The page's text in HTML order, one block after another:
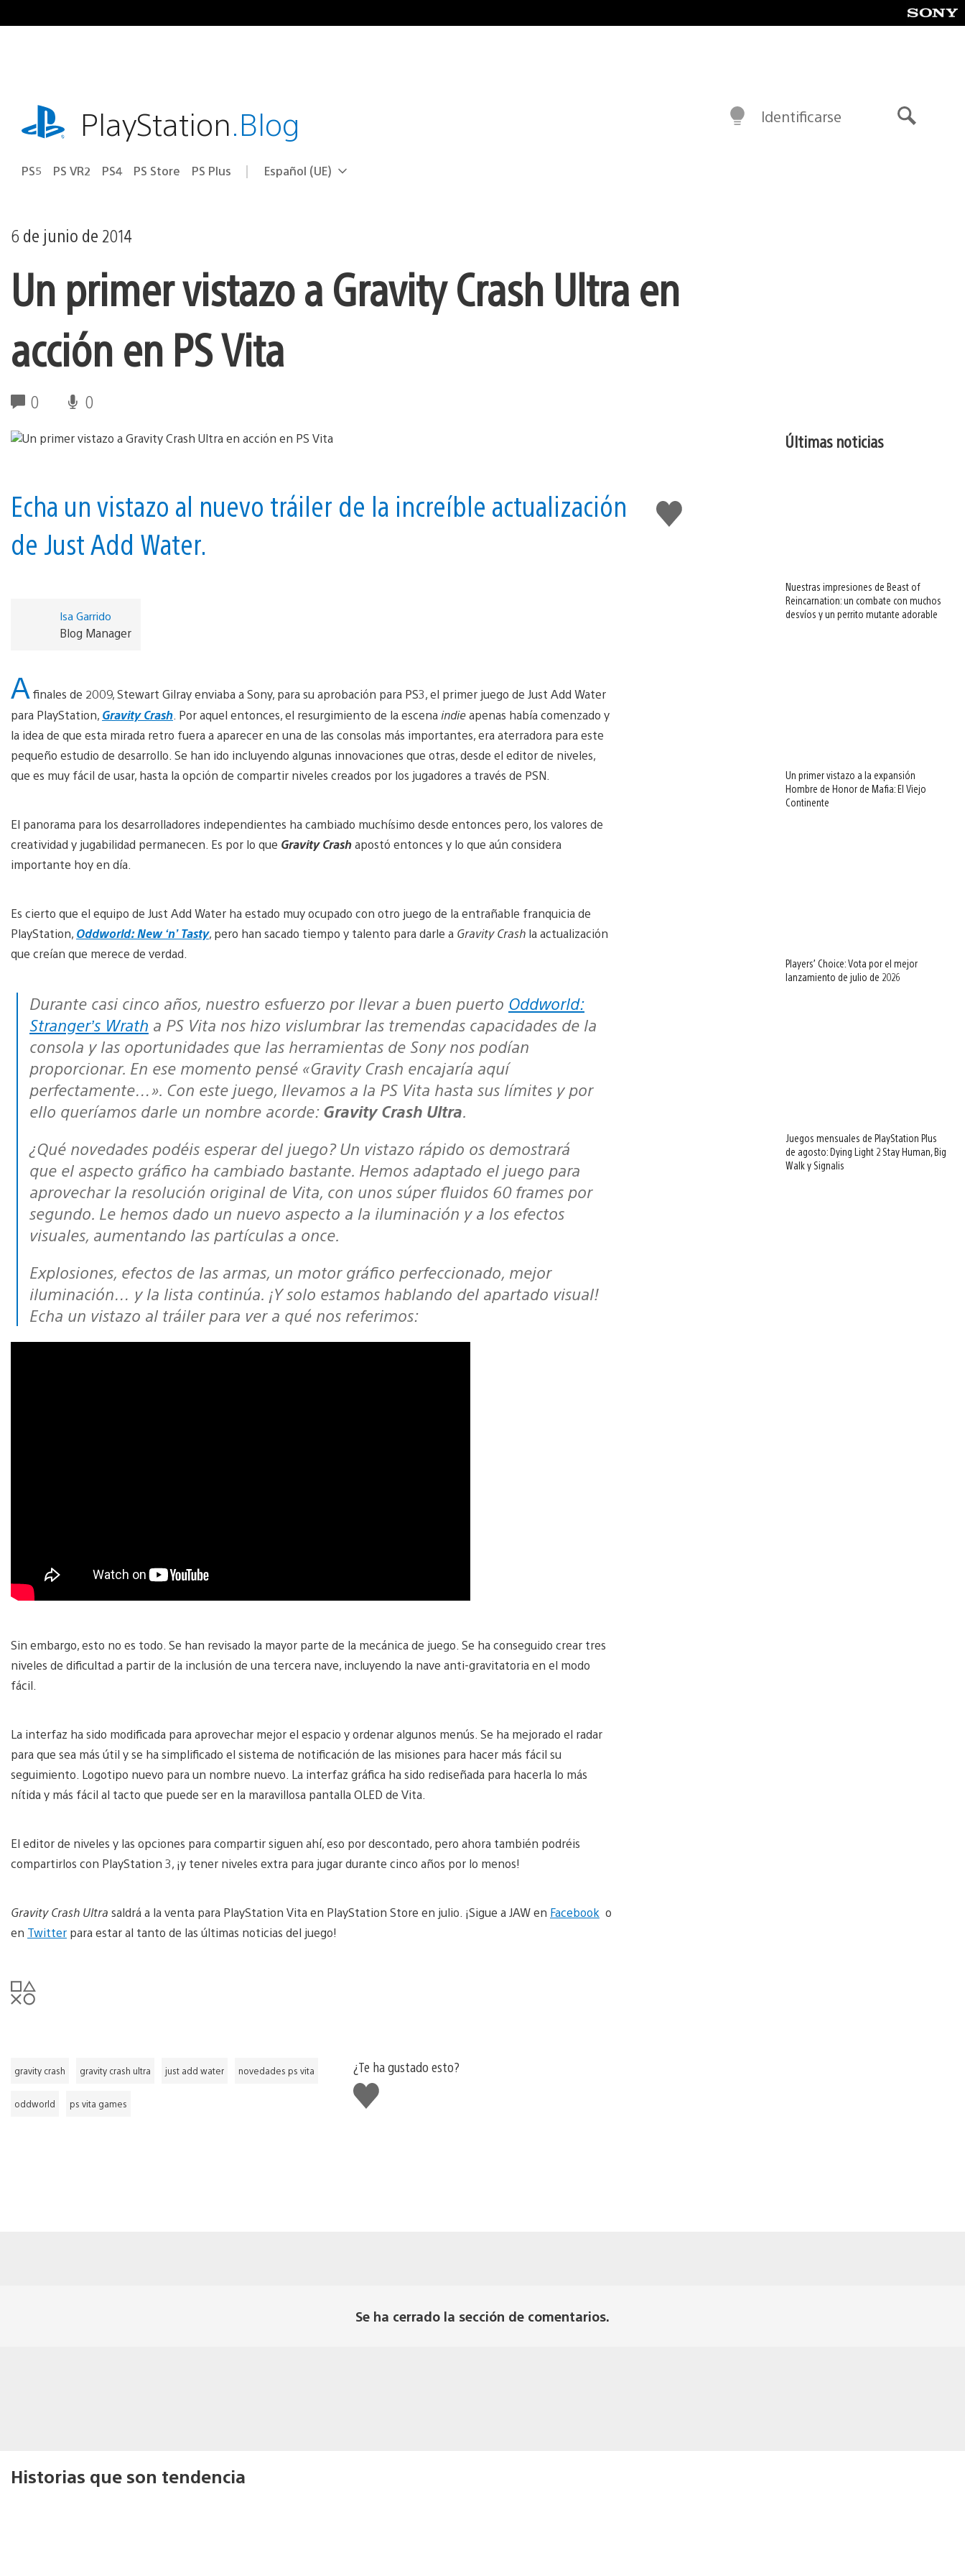
al
playstation.comPlayStation.Blog
PS5 PS VR2 PS4 PS Store PS Plus Selecciona
Región
Español (UE)
Identificarse
6 de junio de 2014
Un primer vistazo a Gravity Crash Ultra en
acción en PS Vita
0 0
Me
gusta
Echa un vistazo al nuevo tráiler de la increíble actualización
de Just Add Water.
Isa Garrido
Blog Manager
A finales de 2009, Stewart Gilray enviaba a Sony, para su aprobación para PS3, el primer juego de Just Add Water
para PlayStation, Gravity Crash . Por aquel entonces, el resurgimiento de la escena indieapenas había comenzado y
la idea de que esta mirada retro fuera a aparecer en una de las consolas más importantes, era aterradora para este
pequeño estudio de desarrollo. Se han ido incluyendo algunas innovaciones que otras, desde el editor de niveles,
que es muy fácil de usar, hasta la opción de compartir niveles creados por los jugadores a través de PSN.
El panorama para los desarrolladores independientes ha cambiado muchísimo desde entonces pero, los valores de
creatividad y jugabilidad permanecen. Es por lo que Gravity Crashapostó entonces y lo que aún considera
importante hoy en día.
Es cierto que el equipo de Just Add Water ha estado muy ocupado con otro juego de la entrañable franquicia de
PlayStation, Oddworld: New ‘n’ Tasty, pero han sacado tiempo y talento para darle a Gravity Crash la actualización
que creían que merece de verdad.
Durante casi cinco años, nuestro esfuerzo por llevar a buen puerto Oddworld:
Stranger’s Wrath a PS Vita nos hizo vislumbrar las tremendas capacidades de la
consola y las oportunidades que las herramientas de Sony nos podían
proporcionar. En ese momento pensé «Gravity Crash encajaría aquí
perfectamente…». Con este juego, llevamos a la PS Vita hasta sus límites y por
ello queríamos darle un nombre acorde: Gravity Crash Ultra.
¿Qué novedades podéis esperar del juego? Un vistazo rápido os demostrará
que el aspecto gráfico ha cambiado bastante. Hemos adaptado el juego para
aprovechar la resolución original de Vita, con unos súper fluidos 60 frames por
segundo. Le hemos dado un nuevo aspecto a la iluminación y a los efectos
visuales, aumentando las partículas a once.
Explosiones, efectos de las armas, un motor gráfico perfeccionado, mejor
iluminación… y la lista continúa. ¡Y solo estamos hablando del apartado visual!
Echa un vistazo al tráiler para ver a qué nos referimos:
Sin embargo, esto no es todo. Se han revisado la mayor parte de la mecánica de juego. Se ha conseguido crear tres
niveles de dificultad a partir de la inclusión de una tercera nave, incluyendo la nave anti-gravitatoria en el modo
fácil.
La interfaz ha sido modificada para aprovechar mejor el espacio y ordenar algunos menús. Se ha mejorado el radar
para que sea más útil y se ha simplificado el sistema de notificación de las misiones para hacer más fácil su
seguimiento. Logotipo nuevo para un nombre nuevo. La interfaz gráfica ha sido rediseñada para hacerla lo más
nítida y más fácil al tacto que puede ser en la maravillosa pantalla OLED de Vita.
El editor de niveles y las opciones para compartir siguen ahí, eso por descontado, pero ahora también podréis
compartirlos con PlayStation 3, ¡y tener niveles extra para jugar durante cinco años por lo menos!
Gravity Crash Ultra saldrá a la venta para PlayStation Vita en PlayStation Store en julio. ¡Sigue a JAW en Facebook o
en Twitter para estar al tanto de las últimas noticias del juego!
gravity crash gravity crash ultra just add water novedades ps vita
oddworld ps vita games
¿Te ha gustado esto?
Me
gusta
Últimas noticias
Nuestras impresiones de Beast of
Reincarnation: un combate con muchos
desvíos y un perrito mutante adorable
Un primer vistazo a la expansión
Hombre de Honor de Mafia: El Viejo
Continente
Players’ Choice: Vota por el mejor
lanzamiento de julio de 2026
Juegos mensuales de PlayStation Plus
de agosto: Dying Light 2 Stay Human, Big
Walk y Signalis
Se ha cerrado la sección de comentarios.
Historias que son tendencia